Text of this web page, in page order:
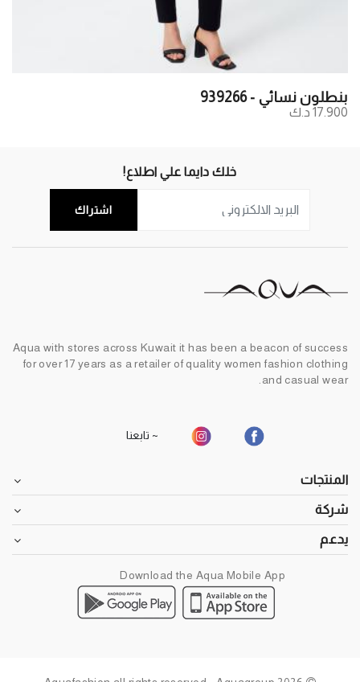
بنطلون نسائي - 939266
17.900 د.ك
خلك دايما علي اطلاع!
اشتراك
Aqua with stores across Kuwait it has been a beacon of success
for over 17 years as a retailer of quality women fashion clothing
and casual wear.
~ تابعنا
المنتجات
شركة
يدعم
Download the Aqua Mobile App